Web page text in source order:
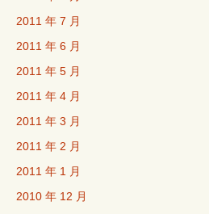
2011 年 7 月
2011 年 6 月
2011 年 5 月
2011 年 4 月
2011 年 3 月
2011 年 2 月
2011 年 1 月
2010 年 12 月